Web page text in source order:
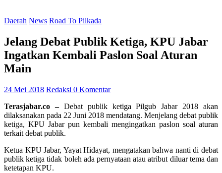
Daerah News Road To Pilkada
Jelang Debat Publik Ketiga, KPU Jabar
Ingatkan Kembali Paslon Soal Aturan
Main
24 Mei 2018 Redaksi 0 Komentar
Terasjabar.co –Debat publik ketiga Pilgub Jabar 2018 akan
dilaksanakan pada 22 Juni 2018 mendatang. Menjelang debat publik
ketiga, KPU Jabar pun kembali mengingatkan paslon soal aturan
terkait debat publik.
Ketua KPU Jabar, Yayat Hidayat, mengatakan bahwa nanti di debat
publik ketiga tidak boleh ada pernyataan atau atribut diluar tema dan
ketetapan KPU.